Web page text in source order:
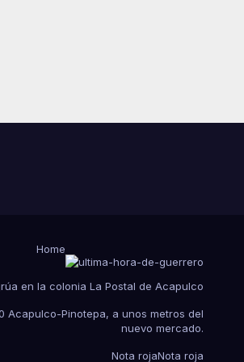
Home
en la colonia La Postal de Acapulco
Acapulco-Pinotepa, a unos metros del
nuevo mercado.
Nota rojaNota roja